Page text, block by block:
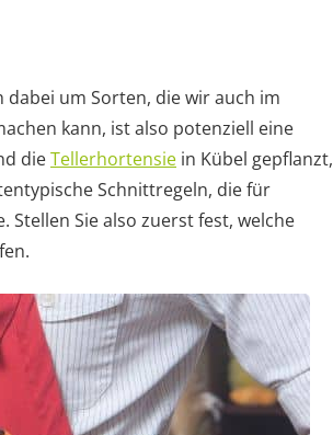
um Sorten, die wir auch im
kann, ist also potenziell eine
dieTellerhortensie in Kübel gepflanzt,
Schnittregeln, die für
Sie also zuerst fest, welche